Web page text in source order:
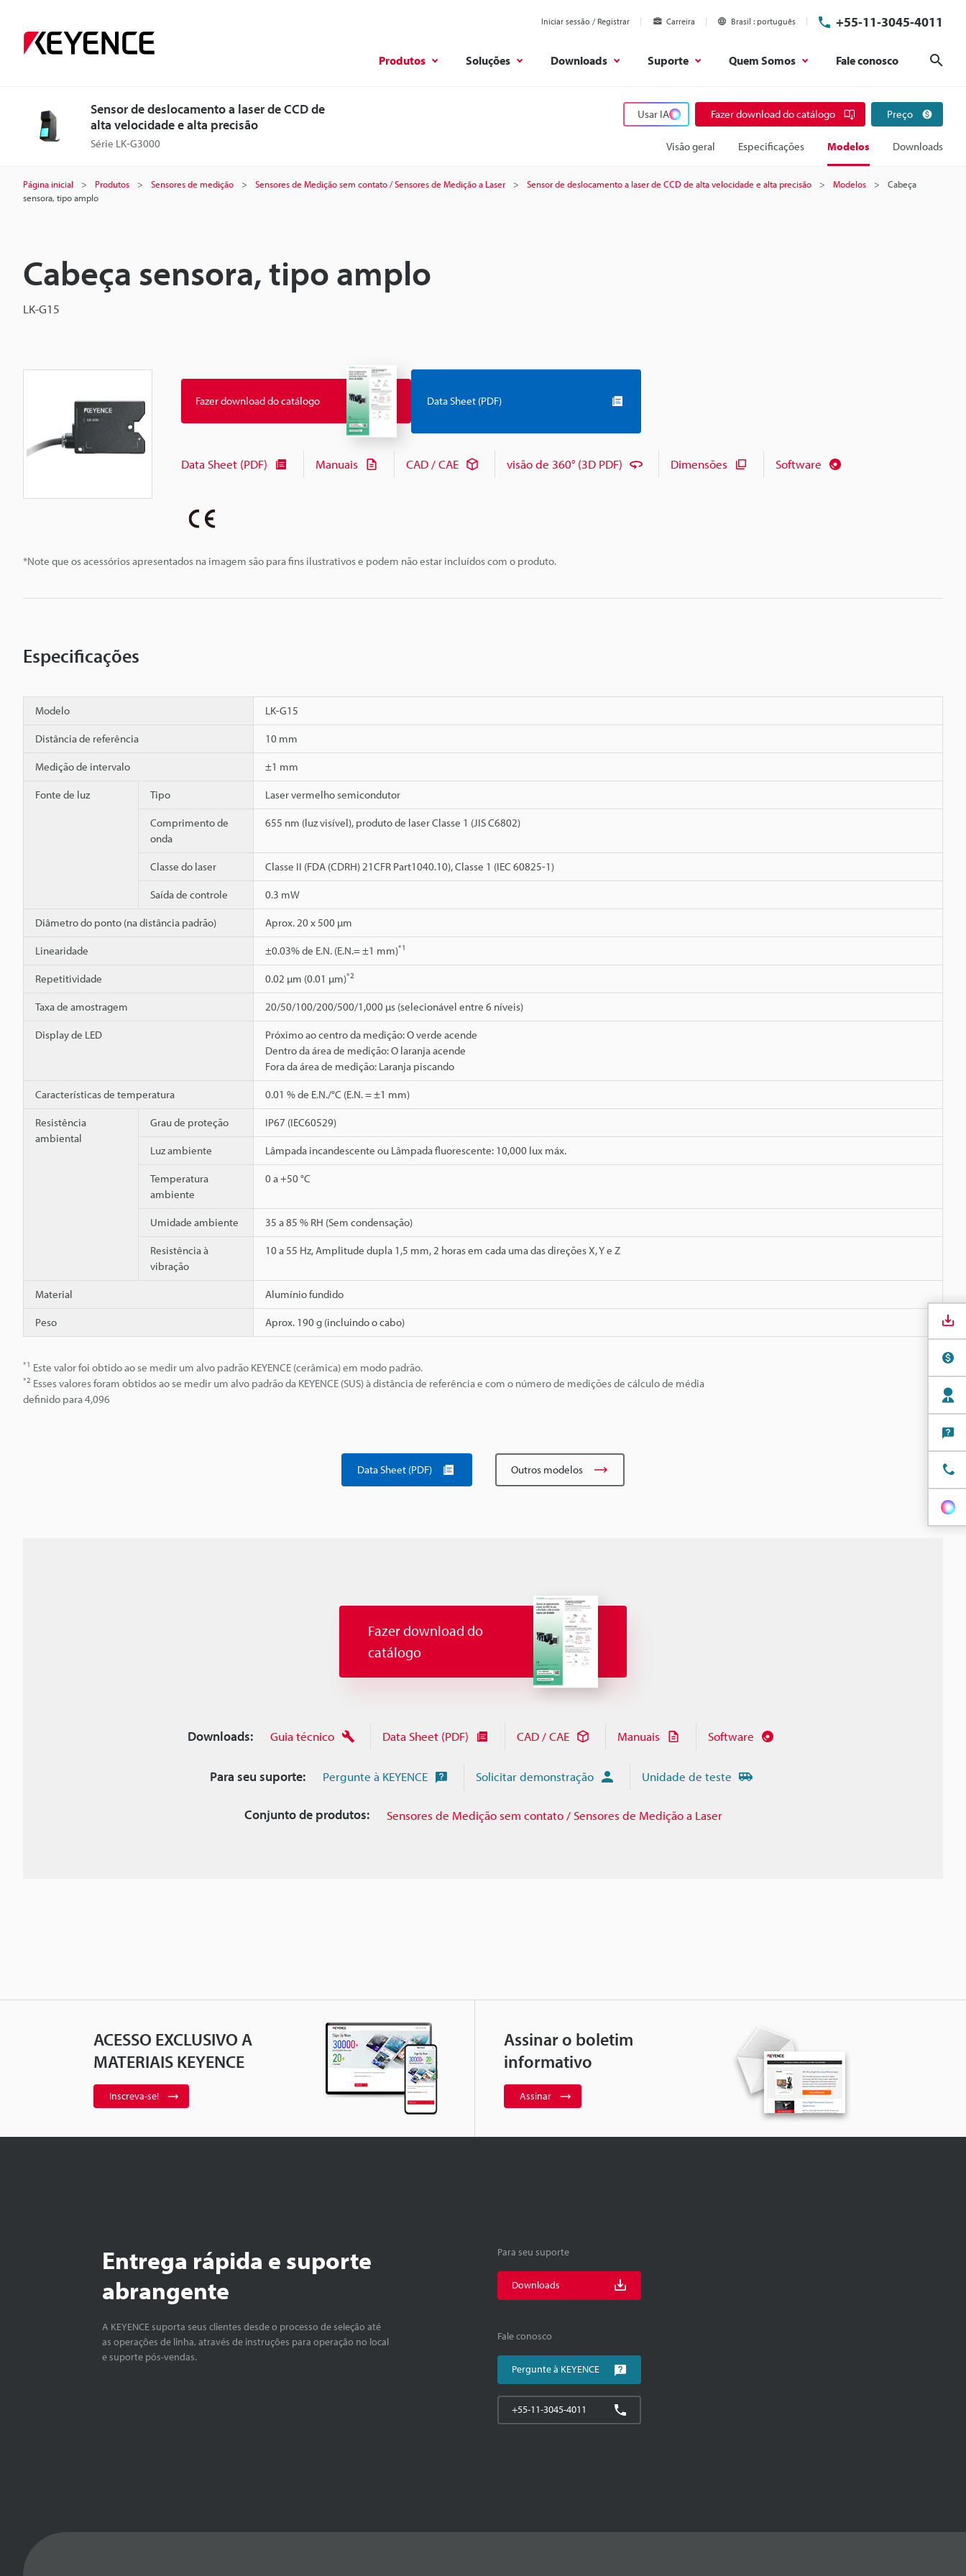
Iniciar sessão / Registrar Carreira Brasil português +55-11-3045-4011
Produtos Soluções Downloads Suporte Quem Somos Fale conosco
Sensor de deslocamento a laser de CCD de
alta velocidade e alta precisão
Série LK-G3000
Usar IA Fazer download do catálogo Preço
Visão geral Especificações Modelos Downloads
Página inicial Produtos Sensores de medição Sensores de Medição sem contato / Sensores de Medição a Laser Sensor de deslocamento a laser de CCD de alta velocidade e alta precisão Modelos
Cabeça
sensora, tipo amplo
Cabeça sensora, tipo amplo
LK-G15
*Note que os acessórios apresentados na imagem são para fins ilustrativos e podem não estar incluídos com o produto.
Fazer download do catálogo Data Sheet (PDF)
Data Sheet (PDF) Manuais CAD / CAE visão de 360° (3D PDF) Dimensões Software
Especificações
Modelo LK-G15
Distância de referência 10 mm
Medição de intervalo ±1 mm
Fonte de luz Tipo Laser vermelho semicondutor
Comprimento de
onda
655 nm (luz visível), produto de laser Classe 1 (JIS C6802)
Classe do laser Classe II (FDA (CDRH) 21CFR Part1040.10), Classe 1 (IEC 60825-1)
Saída de controle 0.3 mW
Diâmetro do ponto (na distância padrão) Aprox. 20 x 500 µm
Linearidade ±0.03% de E.N. (E.N.= ±1 mm)*1
Repetitividade 0.02 µm (0.01 µm)*2
Taxa de amostragem 20/50/100/200/500/1,000 µs (selecionável entre 6 níveis)
Display de LED
Próximo ao centro da medição: O verde acende
Dentro da área de medição: O laranja acende
Fora da área de medição: Laranja piscando
Características de temperatura 0.01 % de E.N./°C (E.N. = ±1 mm)
Resistência
ambiental
Grau de proteção IP67 (IEC60529)
Luz ambiente Lâmpada incandescente ou Lâmpada fluorescente: 10,000 lux máx.
Temperatura
ambiente
0 a +50 °C
Umidade ambiente 35 a 85 % RH (Sem condensação)
Resistência à
vibração
10 a 55 Hz, Amplitude dupla 1,5 mm, 2 horas em cada uma das direções X, Y e Z
Material Alumínio fundido
Peso Aprox. 190 g (incluindo o cabo)
*1 Este valor foi obtido ao se medir um alvo padrão KEYENCE (cerâmica) em modo padrão.
*2 Esses valores foram obtidos ao se medir um alvo padrão da KEYENCE (SUS) à distância de referência e com o número de medições de cálculo de média
definido para 4,096
Data Sheet (PDF) Outros modelos
Fazer download do
catálogo
Downloads: Guia técnico Data Sheet (PDF) CAD / CAE Manuais Software
Para seu suporte: Pergunte à KEYENCE Solicitar demonstração Unidade de teste
Conjunto de produtos: Sensores de Medição sem contato / Sensores de Medição a Laser
ACESSO EXCLUSIVO A
MATERIAIS KEYENCE
Inscreva-se!
Assinar o boletim
informativo
Assinar
Entrega rápida e suporte
abrangente
A KEYENCE suporta seus clientes desde o processo de seleção até
as operações de linha, através de instruções para operação no local
e suporte pós-vendas.
Para seu suporte
Downloads
Fale conosco
Pergunte à KEYENCE
+55-11-3045-4011